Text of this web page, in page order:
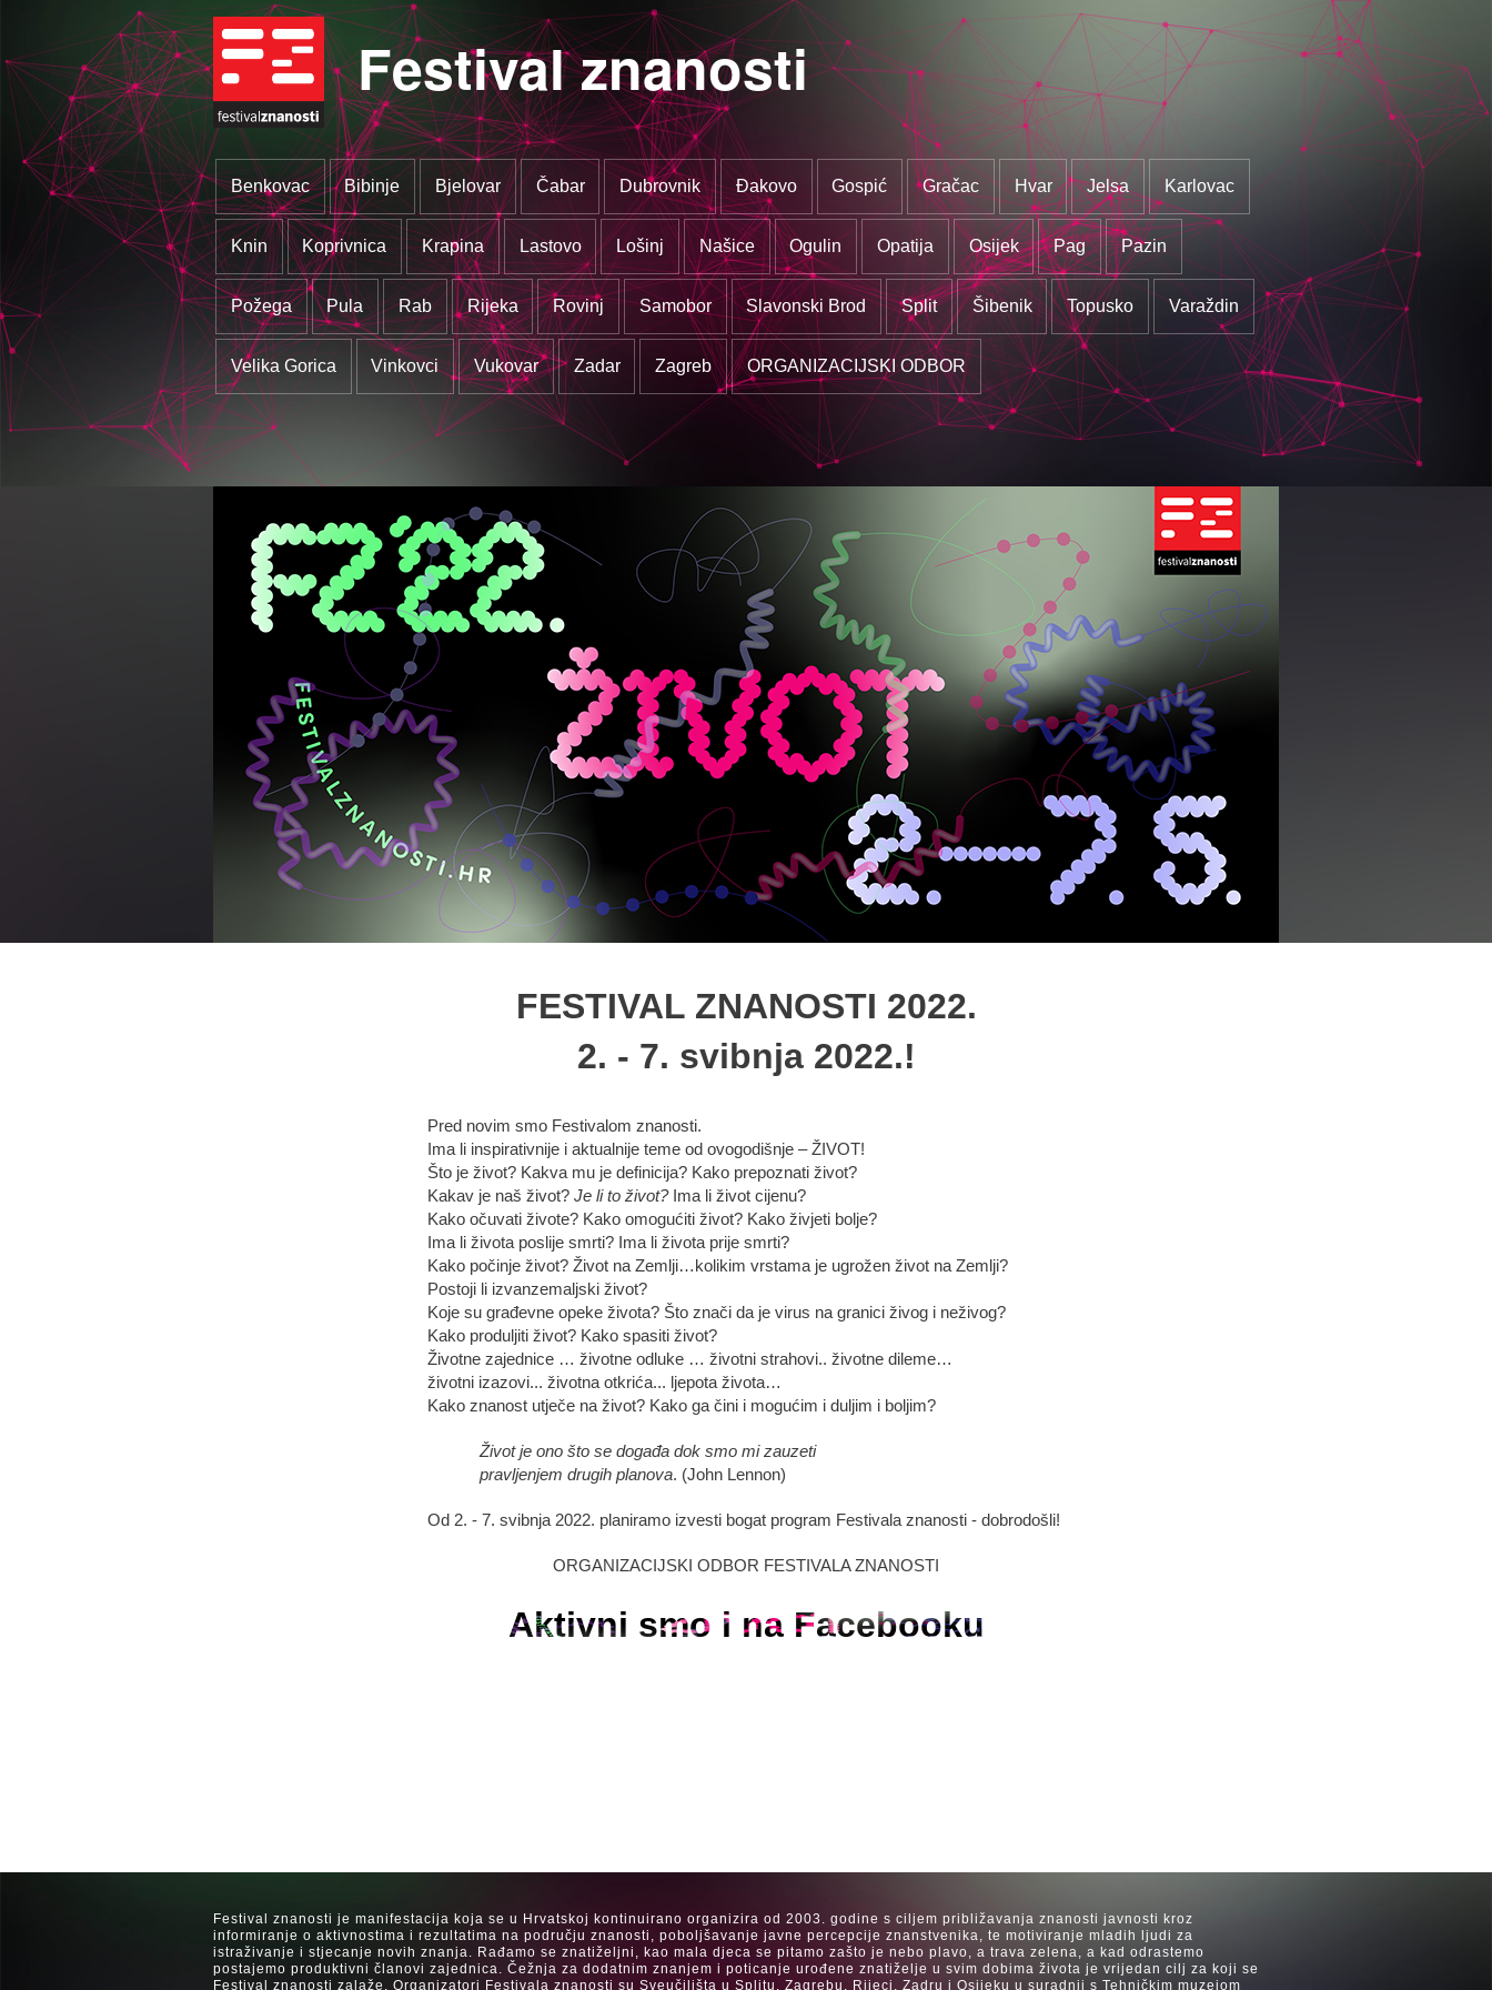
Festival znanosti
Benkovac Bibinje Bjelovar Čabar Dubrovnik Đakovo Gospić Gračac Hvar Jelsa Karlovac
Knin Koprivnica Krapina Lastovo Lošinj Našice Ogulin Opatija Osijek Pag Pazin
Požega Pula Rab Rijeka Rovinj Samobor Slavonski Brod Split Šibenik Topusko Varaždin
Velika Gorica Vinkovci Vukovar Zadar Zagreb ORGANIZACIJSKI ODBOR
FESTIVAL ZNANOSTI 2022.
2. - 7. svibnja 2022.!
Pred novim smo Festivalom znanosti.
Ima li inspirativnije i aktualnije teme od ovogodišnje – ŽIVOT!
Što je život? Kakva mu je definicija? Kako prepoznati život?
Kakav je naš život? Je li to život?Ima li život cijenu?
Kako očuvati živote? Kako omogućiti život? Kako živjeti bolje?
Ima li života poslije smrti? Ima li života prije smrti?
Kako počinje život? Život na Zemlji…kolikim vrstama je ugrožen život na Zemlji?
Postoji li izvanzemaljski život?
Koje su građevne opeke života? Što znači da je virus na granici živog i neživog?
Kako produljiti život? Kako spasiti život?
Životne zajednice … životne odluke … životni strahovi.. životne dileme…
životni izazovi... životna otkrića... ljepota života…
Kako znanost utječe na život? Kako ga čini i mogućim i duljim i boljim?
Život je ono što se događa dok smo mi zauzeti
pravljenjem drugih planova. (John Lennon)
Od 2. - 7. svibnja 2022. planiramo izvesti bogat program Festivala znanosti - dobrodošli!
ORGANIZACIJSKI ODBOR FESTIVALA ZNANOSTI
Aktivni smo i na Facebooku
Festival znanosti je manifestacija koja se u Hrvatskoj kontinuirano organizira od 2003. godine s ciljem približavanja znanosti javnosti kroz
informiranje o aktivnostima i rezultatima na području znanosti, poboljšavanje javne percepcije znanstvenika, te motiviranje mladih ljudi za
istraživanje i stjecanje novih znanja. Rađamo se znatiželjni, kao mala djeca se pitamo zašto je nebo plavo, a trava zelena, a kad odrastemo
postajemo produktivni članovi zajednica. Čežnja za dodatnim znanjem i poticanje urođene znatiželje u svim dobima života je vrijedan cilj za koji se
Festival znanosti zalaže. Organizatori Festivala znanosti su Sveučilišta u Splitu, Zagrebu, Rijeci, Zadru i Osijeku u suradnji s Tehničkim muzejom